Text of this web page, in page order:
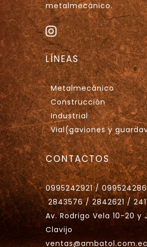
metalmecánico.
LÍNEAS
Metalmecánico
Construcción
Industrial
Vial(gaviones y
CONTACTOS
0995242921 /
2843576 / 2842621 /
Av. Rodrigo Vela 10-20 y
Clavijo